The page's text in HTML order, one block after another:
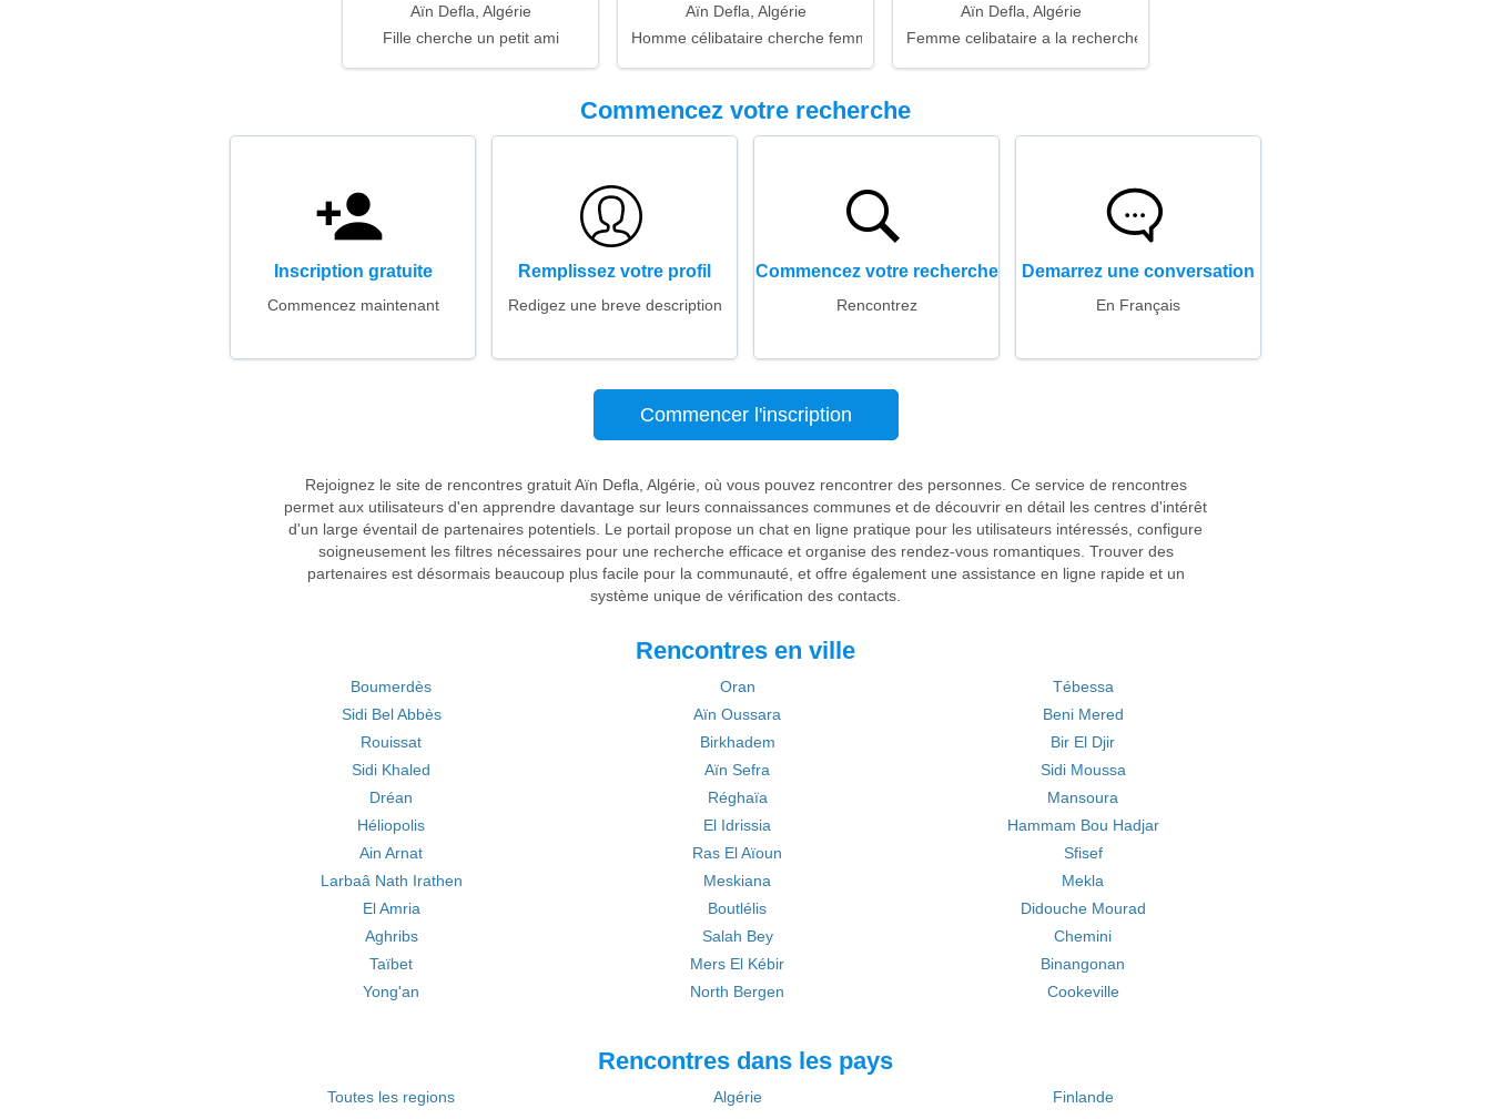
Aïn Defla, Algérie
Fille cherche un petit ami
Aïn Defla, Algérie
Homme célibataire cherche femme
Aïn Defla, Algérie
Femme celibataire a la recherche d'un mari
Commencez votre recherche
Inscription gratuite
Commencez maintenant
Remplissez votre profil
Redigez une breve description
Commencez votre recherche
Rencontrez
Demarrez une conversation
En Français
Commencer l'inscription
Rejoignez le site de rencontres gratuit Aïn Defla, Algérie, où vous pouvez rencontrer des personnes. Ce service de rencontres
permet aux utilisateurs d'en apprendre davantage sur leurs connaissances communes et de découvrir en détail les centres d'intérêt
d'un large éventail de partenaires potentiels. Le portail propose un chat en ligne pratique pour les utilisateurs intéressés, configure
soigneusement les filtres nécessaires pour une recherche efficace et organise des rendez-vous romantiques. Trouver des
partenaires est désormais beaucoup plus facile pour la communauté, et offre également une assistance en ligne rapide et un
système unique de vérification des contacts.
Rencontres en ville
Boumerdès Oran
Tébessa
Sidi Bel Abbès
Aïn Oussara
Beni Mered
Rouissat
Birkhadem
Bir El Djir
Sidi Khaled
Aïn Sefra
Sidi Moussa
Dréan
Réghaïa
Mansoura
Héliopolis
El Idrissia
Hammam Bou Hadjar
Ain Arnat
Ras El Aïoun
Sfisef
Larbaâ Nath Irathen
Meskiana
Mekla
El Amria
Boutlélis
Didouche Mourad
Aghribs
Salah Bey
Chemini
Taïbet
Mers El Kébir
Binangonan
Yong'an
North Bergen Cookeville
Rencontres dans les pays
Toutes les regions Algérie
Finlande